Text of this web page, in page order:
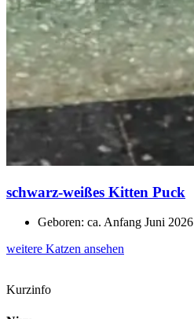
schwarz-weißes Kitten Puck
Geboren: ca. Anfang Juni 2026
weitere Katzen ansehen
Kurzinfo